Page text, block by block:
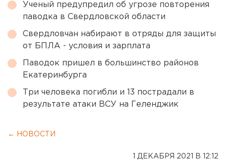
Ученый предупредил об угрозе повторения
паводка в Свердловской области
Свердловчан набирают в отряды для защиты
от БПЛА - условия и зарплата
Паводок пришел в большинство районов
Екатеринбурга
Три человека погибли и 13 пострадали в
результате атаки ВСУ на Геленджик
← НОВОСТИ
1 ДЕКАБРЯ 2021 В 12:12